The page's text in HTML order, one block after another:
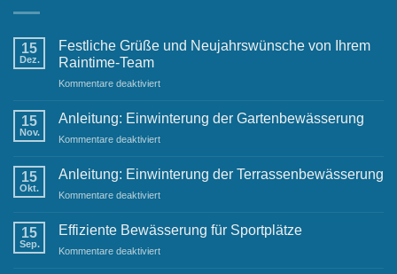
15
Dez.
Festliche Grüße und Neujahrswünsche von Ihrem
Raintime-Team
Kommentare deaktiviertfür
Grüße
Neujahrswünsche
Ihrem
15
Nov.
Anleitung: Einwinterung der Gartenbewässerung
Kommentare deaktiviertfür
Einwinterung
Gartenbewässerung
15
Okt.
Anleitung: Einwinterung der Terrassenbewässerung
Kommentare deaktiviertfür
Einwinterung
Terrassenbewässerung
15
Sep.
Effiziente Bewässerung für Sportplätze
Kommentare deaktiviertfür